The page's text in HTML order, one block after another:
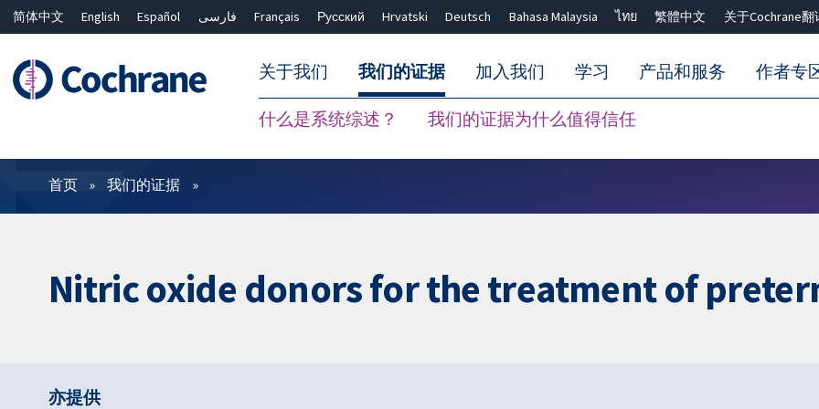
简体中文 English Español فارسی Français Русский Hrvatski Deutsch Bahasa Malaysia ไทย 繁體中文 关于Cochrane翻
关于我们 我们的证据
什么是系统综述？ 我们的证据为什么值得信任
加入我们 学习 产品和服务 作者专
过滤
首页 我们的证据
Nitric oxide donors for the treatment of
亦提供